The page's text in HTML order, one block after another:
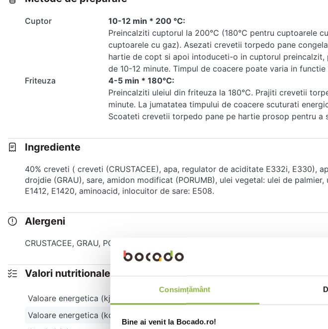
Consimțământ
Bine ai venit la Bocado.ro!
Cuptor
10-12 min * 200 °C:
Preincalziti cuptorul la 200°C (180°C pentru cuptoarele
cuptoarele cu gaz). Asezati crevetii torpedo pane
hartie de copt si apoi intoduceti-o in cuptorul
de 10-12 minute. Timpul de coacere poate varia in
Friteuza
4-5 min * 180°C:
Preincalziti uleiul din friteuza la 180°C. Prajiti crevetii
minute. La jumatatea timpului de coacere scuturati
Scoateti crevetii torpedo pane pe hartie prosop pentru a
Ingrediente
40% creveti ( creveti (CRUSTACEE), apa, regulator de aciditate E332i, E330),
drojdie (GRAU), sare, amidon modificat (PORUMB), ulei vegetal: ulei de
E1412, E1420, aminoacid, inlocuitor de sare: E508.
Alergeni
CRUSTACEE, GRAU, PORUMB
Valori nutritionale 100g
Valoare energetica (kj)
Valoare energetica (kcal)